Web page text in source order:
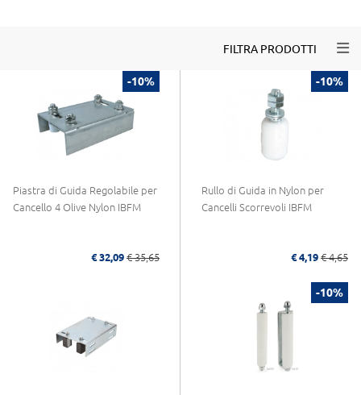
FILTRA PRODOTTI
-10%
Piastra di Guida Regolabile per
Cancello 4 Olive Nylon IBFM
€ 32,09 € 35,65
-10%
Rullo di Guida in Nylon per
Cancelli Scorrevoli IBFM
€ 4,19 € 4,65
-10%